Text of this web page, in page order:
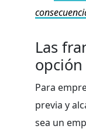
Las
opción
Para
previa y
sea un